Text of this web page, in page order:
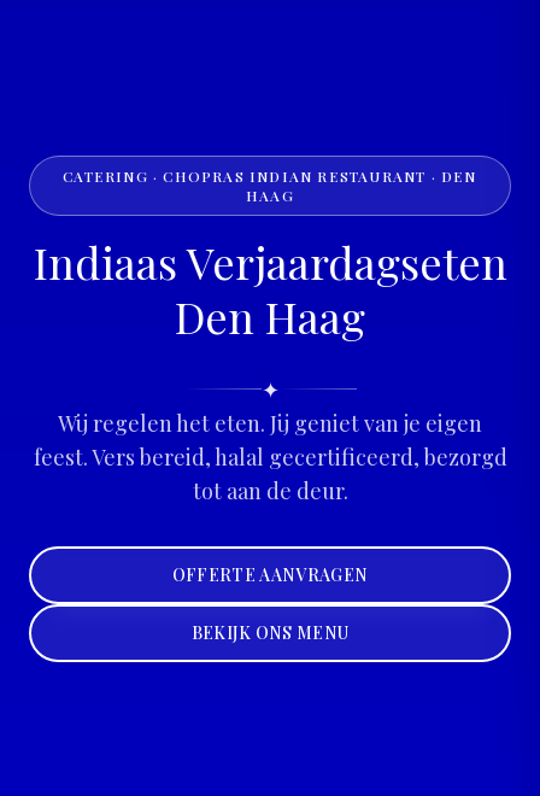
CATERING · CHOPRAS INDIAN RESTAURANT · DEN
HAAG
Indiaas Verjaardagseten
Den Haag
✦
Wij regelen het eten. Jij geniet van je eigen
feest. Vers bereid, halal gecertificeerd, bezorgd
tot aan de deur.
OFFERTE AANVRAGEN
BEKIJK ONS MENU